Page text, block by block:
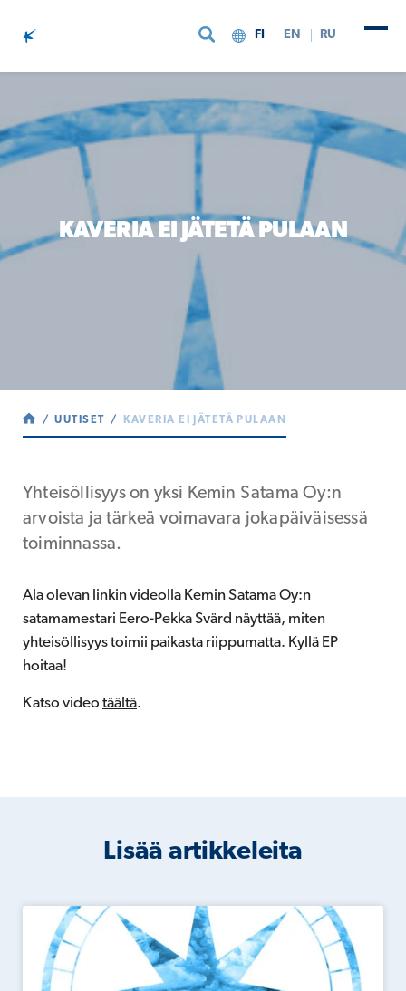
FI EN RU
KAVERIA EI JÄTETÄ PULAAN
UUTISET KAVERIA EI JÄTETÄ PULAAN
Yhteisöllisyys on yksi Kemin Satama Oy:n
arvoista ja tärkeä voimavara jokapäiväisessä
toiminnassa.
Ala olevan linkin videolla Kemin Satama Oy:n
satamamestari Eero-Pekka Svärd näyttää, miten
yhteisöllisyys toimii paikasta riippumatta. Kyllä EP
hoitaa!
Katso video täältä.
Lisää artikkeleita